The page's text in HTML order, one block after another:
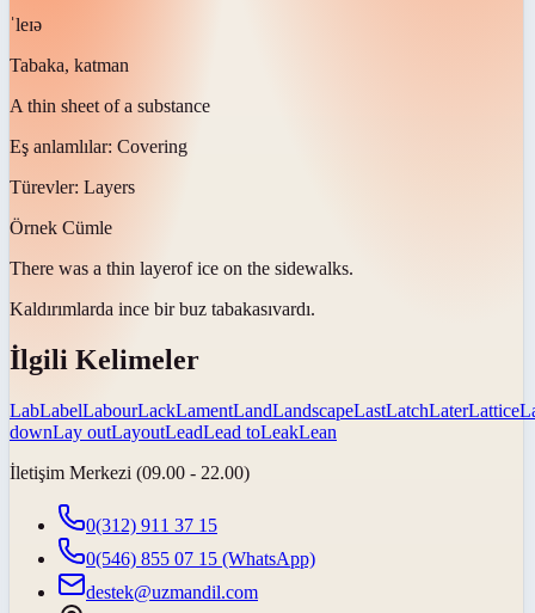
ˈleɪə
Tabaka, katman
A thin sheet of a substance
Eş anlamlılar: Covering
Türevler: Layers
Örnek Cümle
There was a thin layerof ice on the sidewalks.
Kaldırımlarda ince bir buz tabakasıvardı.
İlgili Kelimeler
LabLabelLabourLackLamentLandLandscapeLastLatchLaterLattice
downLay outLayoutLeadLead toLeakLean
İletişim Merkezi (09.00 - 22.00)
0(312) 911 37 15
0(546) 855 07 15 (WhatsApp)
destek@uzmandil.com